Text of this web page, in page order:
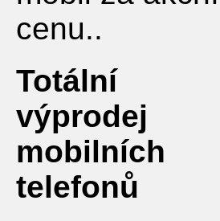
cenu..
Totální
výprodej
mobilních
telefonů